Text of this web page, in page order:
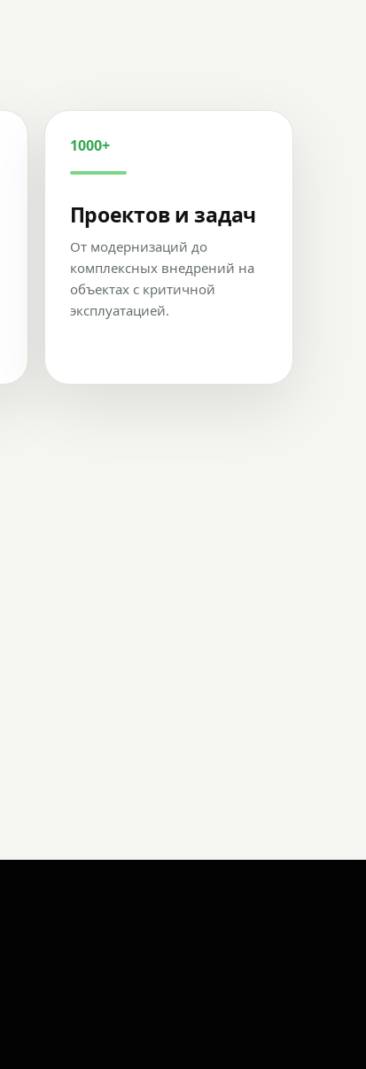
1000+
Проектов и задач
От модернизаций до
комплексных внедрений на
объектах с критичной
эксплуатацией.